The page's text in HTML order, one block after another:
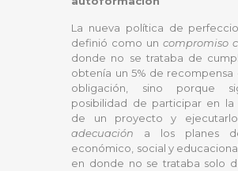
La nueva política de
definió como uncompromiso
donde no se trataba de
obtenía un 5% de recompensa
obligación, sino porque
posibilidad de participar en la
de un proyecto y
adecuación a los planes
económico, social y
en donde no se trataba solo